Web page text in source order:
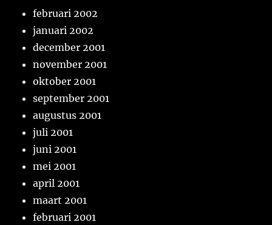
februari 2002
januari 2002
december 2001
november 2001
oktober 2001
september 2001
augustus 2001
juli 2001
juni 2001
mei 2001
april 2001
maart 2001
februari 2001